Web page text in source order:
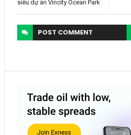
siêu dự án Vincity Ocean Park
POST COMMENT